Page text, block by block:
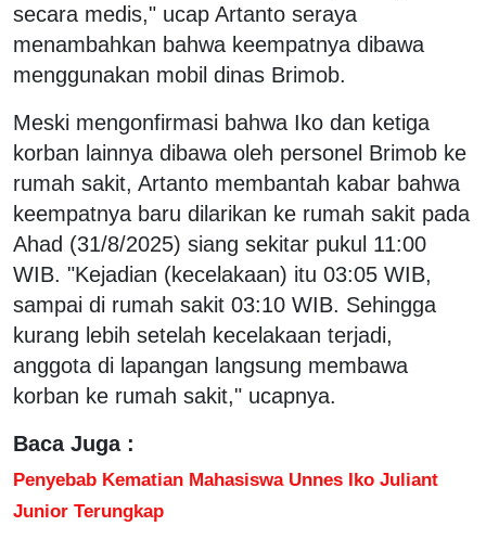
secara medis," ucap Artanto seraya
menambahkan bahwa keempatnya dibawa
menggunakan mobil dinas Brimob.
Meski mengonfirmasi bahwa Iko dan ketiga
korban lainnya dibawa oleh personel Brimob ke
rumah sakit, Artanto membantah kabar bahwa
keempatnya baru dilarikan ke rumah sakit pada
Ahad (31/8/2025) siang sekitar pukul 11:00
WIB. "Kejadian (kecelakaan) itu 03:05 WIB,
sampai di rumah sakit 03:10 WIB. Sehingga
kurang lebih setelah kecelakaan terjadi,
anggota di lapangan langsung membawa
korban ke rumah sakit," ucapnya.
Baca Juga :
Penyebab Kematian Mahasiswa Unnes Iko Juliant
Junior Terungkap